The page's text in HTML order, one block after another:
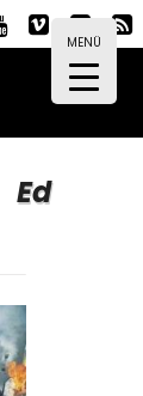
MENÜ
Ed